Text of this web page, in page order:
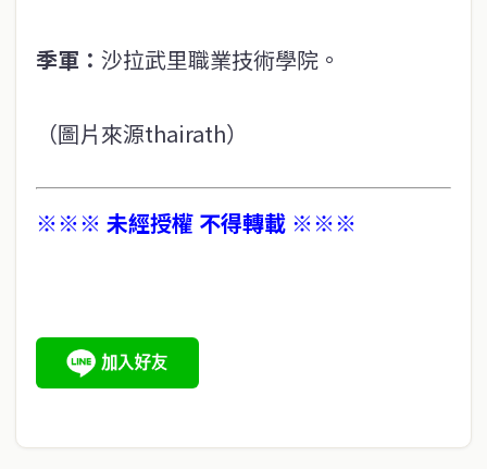
季軍： 沙拉武里職業技術學院。
（圖片來源thairath）
※※※ 未經授權 不得轉載 ※※※